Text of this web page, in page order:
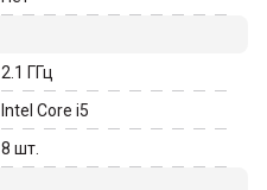
2.1 ГГц
Intel Core i5
8 шт.